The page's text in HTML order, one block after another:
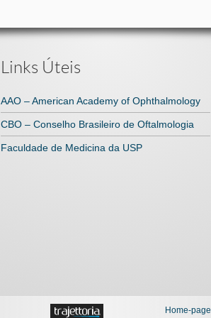
Links Úteis
AAO – American Academy of Ophthalmology
CBO – Conselho Brasileiro de Oftalmologia
Faculdade de Medicina da USP
Home-page